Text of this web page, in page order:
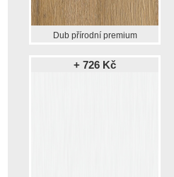
Dub přírodní premium
+ 726 Kč